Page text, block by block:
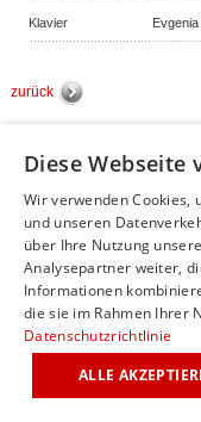
Klavier
zurück
© copyright by
Diese Webseite
Wir verwenden Cookies,
und unseren
über Ihre Nutzung
Analysepartner weiter,
Informationen
die sie im Rahmen Ihrer
Datenschutzrichtlinie
ALLE